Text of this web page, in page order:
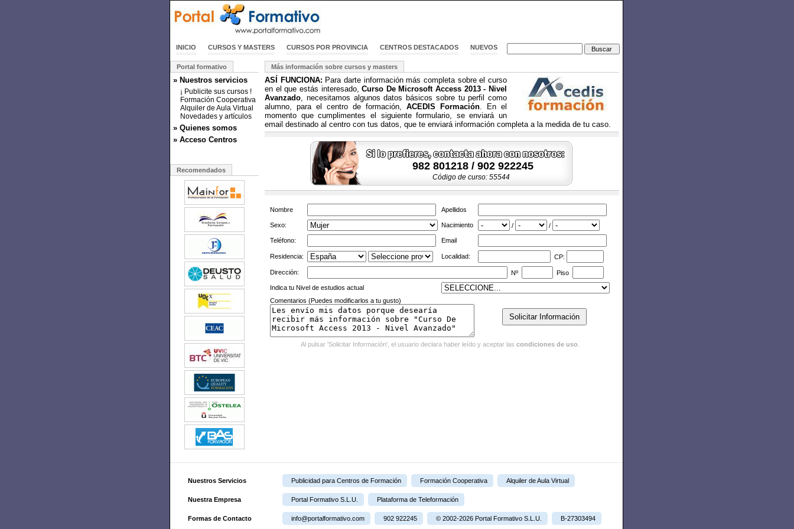
INICIO CURSOS Y MASTERS CURSOS POR PROVINCIA CENTROS DESTACADOS NUEVOS
Portal formativo
» Nuestros servicios
¡ Publicite sus cursos !
Formación Cooperativa
Alquiler de Aula Virtual
Novedades y artículos
» Quienes somos
» Acceso Centros
Recomendados
Más información sobre cursos y masters
ASÍ FUNCIONA: Para darte información más completa sobre el curso
en el que estás interesado,Curso De Microsoft Access 2013 - Nivel
Avanzado, necesitamos algunos datos básicos sobre tu perfil como
alumno, para el centro de formación, ACEDIS Formación. En el
momento que cumplimentes el siguiente formulario, se enviará un
email destinado al centro con tus datos, que te enviará información completa a la medida de tu caso.
982 801218 / 902 922245
Código de curso: 55544
Nombre Apellidos
Sexo: Nacimiento / /
Teléfono: Email
Residencia: Localidad: CP:
Dirección: Nº Piso
Indica tu Nivel de estudios actual
Comentarios (Puedes modificarlos a tu gusto)
Al pulsar 'Solicitar Información', el usuario declara haber leído y aceptar las condiciones de uso
Nuestros Servicios Publicidad para Centros de Formación Formación Cooperativa Alquiler de Aula Virtual
Nuestra Empresa Portal Formativo S.L.U. Plataforma de Teleformación
Formas de Contacto info@portalformativo.com 902 922245 © 2002-2026 Portal Formativo S.L.U. B-27303494